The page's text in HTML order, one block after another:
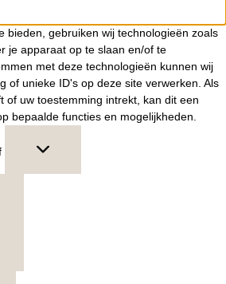
bieden, gebruiken wij technologieën zoals
je apparaat op te slaan en/of te
met deze technologieën kunnen wij
of unieke ID's op deze site verwerken. Als
of uw toestemming intrekt, kan dit een
bepaalde functies en mogelijkheden.